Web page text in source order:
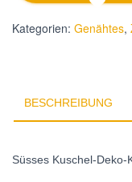
Hellblau
Menge
Kategorien: Genähtes,
BESCHREIBUNG
Süsses Kuschel-Deko-